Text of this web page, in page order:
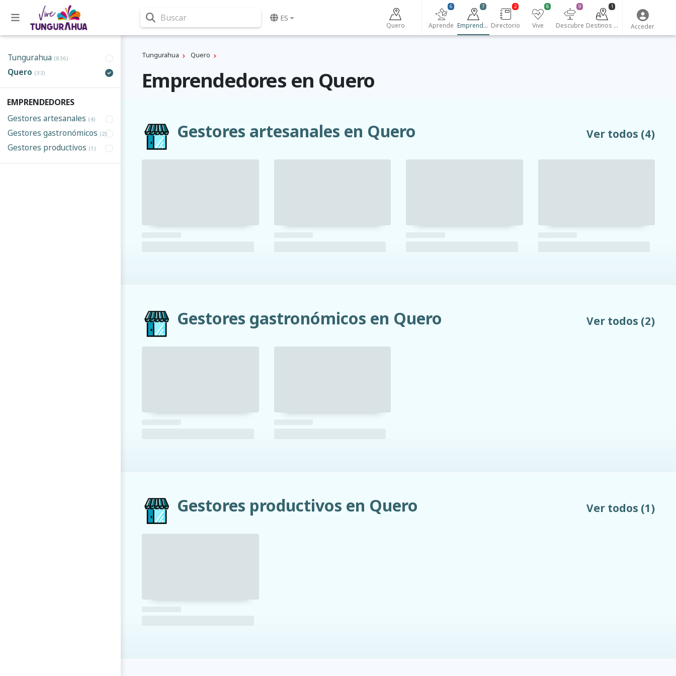
Buscar ES
Quero Aprende
6
Emprendedores
7
Directorio
2
Vive
8
Descubre
9
Destinos turísticos
1
Acceder
Tungurahua (836)
Quero (33)
EMPRENDEDORES
Gestores artesanales (4)
Gestores gastronómicos (2)
Gestores productivos (1)
Tungurahua Quero
Emprendedores en Quero
Gestores artesanales en Quero Ver todos (4)
Gestores gastronómicos en Quero Ver todos (2)
Gestores productivos en Quero Ver todos (1)